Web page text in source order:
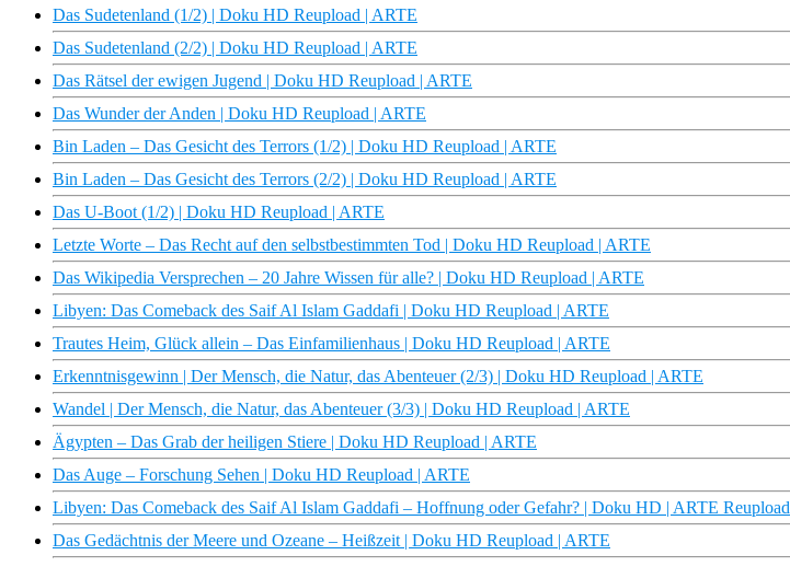
Das Sudetenland (1/2) | Doku HD Reupload | ARTE
Das Sudetenland (2/2) | Doku HD Reupload | ARTE
Das Rätsel der ewigen Jugend | Doku HD Reupload | ARTE
Das Wunder der Anden | Doku HD Reupload | ARTE
Bin Laden – Das Gesicht des Terrors (1/2) | Doku HD Reupload | ARTE
Bin Laden – Das Gesicht des Terrors (2/2) | Doku HD Reupload | ARTE
Das U-Boot (1/2) | Doku HD Reupload | ARTE
Letzte Worte – Das Recht auf den selbstbestimmten Tod | Doku HD Reupload | ARTE
Das Wikipedia Versprechen – 20 Jahre Wissen für alle? | Doku HD Reupload | ARTE
Libyen: Das Comeback des Saif Al Islam Gaddafi | Doku HD Reupload | ARTE
Trautes Heim, Glück allein – Das Einfamilienhaus | Doku HD Reupload | ARTE
Erkenntnisgewinn | Der Mensch, die Natur, das Abenteuer (2/3) | Doku HD Reupload | ARTE
Wandel | Der Mensch, die Natur, das Abenteuer (3/3) | Doku HD Reupload | ARTE
Ägypten – Das Grab der heiligen Stiere | Doku HD Reupload | ARTE
Das Auge – Forschung Sehen | Doku HD Reupload | ARTE
Libyen: Das Comeback des Saif Al Islam Gaddafi – Hoffnung oder Gefahr? | Doku HD | ARTE Reupload
Das Gedächtnis der Meere und Ozeane – Heißzeit | Doku HD Reupload | ARTE